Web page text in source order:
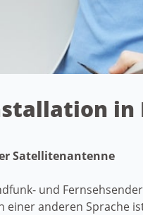
in
Satellitenantenne
und
anderen Sprache